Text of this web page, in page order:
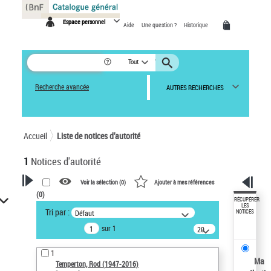
Espace personnel Aide Une question ? Historique
Tout
Recherche avancée AUTRES RECHERCHES
Accueil Liste de notices d’autorité
1 Notices d'autorité
VOTRE RECHERCHE
Recherche avancée dans les
notices d’autorité
Œuvres liées à l'auteur :
Temperton, Rod (1947-2016)
Voir la sélection (0) Ajouter à mes références
(0)
Tri par : Défaut
sur 1
20
résultats/page
1
Temperton, Rod (1947-2016)
RÉCUPÉRER
LES
NOTICES
Ma
Panneau de gestion des cookies